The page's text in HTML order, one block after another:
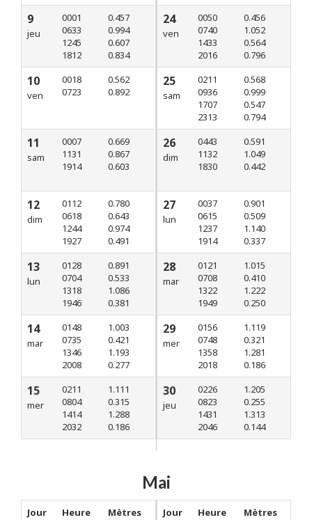
9
jeu
0001
0633
1245
1812
0.457
0.994
0.607
0.834
10
ven
0018
0723
0.562
0.892
11
sam
0007
1131
1914
0.669
0.867
0.603
12
dim
0112
0618
1244
1927
0.780
0.643
0.974
0.491
13
lun
0128
0704
1318
1946
0.891
0.533
1.086
0.381
14
mar
0148
0735
1346
2008
1.003
0.421
1.193
0.277
15
mer
0211
0804
1414
2032
1.111
0.315
1.288
0.186
24
ven
0050
0740
1433
2016
0.456
1.052
0.564
0.796
25
sam
0211
0936
1707
2313
0.568
0.999
0.547
0.794
26
dim
0443
1132
1830
0.591
1.049
0.442
27
lun
0037
0615
1237
1914
0.901
0.509
1.140
0.337
28
mar
0121
0708
1322
1949
1.015
0.410
1.222
0.250
29
mer
0156
0748
1358
2018
1.119
0.321
1.281
0.186
30
jeu
0226
0823
1431
2046
1.205
0.255
1.313
0.144
Mai
Jour Heure Mètres Jour Heure Mètres